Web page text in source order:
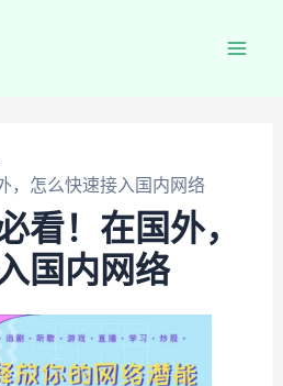
，怎么快速接入国内网络
看！在国外，
国内网络